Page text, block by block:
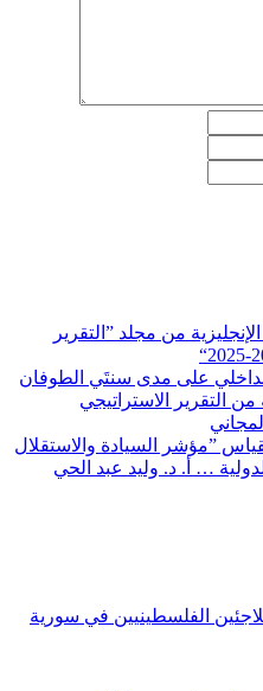
من مجلد ”التقرير
على مدى سنتَي الطوفان
من التقرير الاستراتيجي
”مؤشر السيادة والاستقلال
… أ. د. وليد عبد الحي
(28): واقع اللاجئين الفلسطينيين في سورية